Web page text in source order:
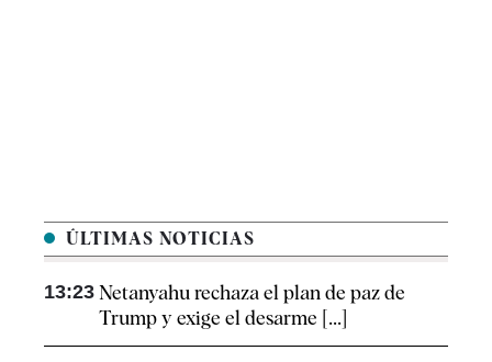
ÚLTIMAS NOTICIAS
13:23 Netanyahu rechaza el plan de paz de
Trump y exige el desarme [...]